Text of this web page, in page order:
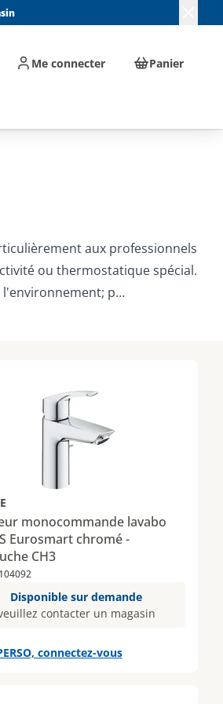
Me connecter Panier
aux professionnels
ou thermostatique spécial.
l'environnement; p…
monocommande lavabo
Eurosmart chromé -
CH3
Disponible sur demande
contacter un magasin
connectez-vous